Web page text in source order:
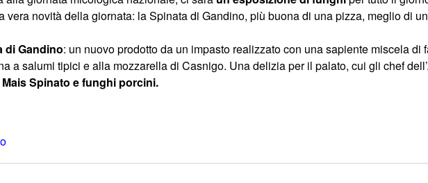
vera novità della giornata: la Spinata di Gandino, più buona di una pizza, meglio di
di Gandino: un nuovo prodotto da un impasto realizzato con una sapiente miscela di
a salumi tipici e alla mozzarella di Casnigo. Una delizia per il palato, cui gli chef
Spinato e funghi porcini.